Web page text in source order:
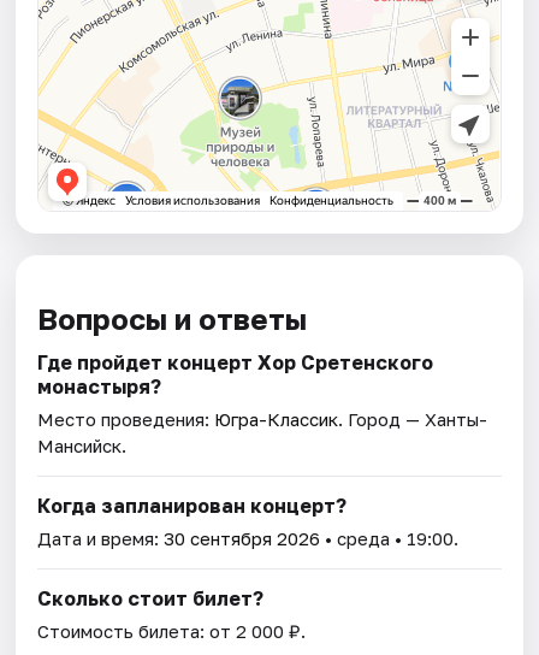
Вопросы и ответы
Где пройдет концерт Хор Сретенского
монастыря?
Место проведения: Югра-Классик. Город — Ханты-
Мансийск.
Когда запланирован концерт?
Дата и время:30 сентября 2026 • среда • 19:00.
Сколько стоит билет?
Стоимость билета: от 2 000 ₽.